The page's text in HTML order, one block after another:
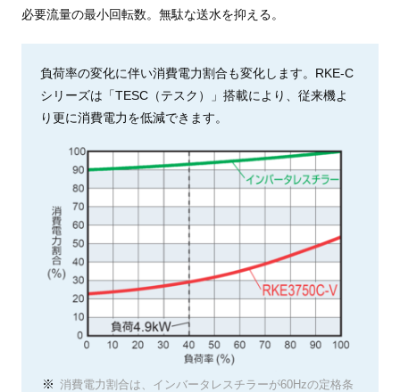
必要流量の最小回転数。無駄な送水を抑える。
負荷率の変化に伴い消費電力割合も変化します。RKE-C
シリーズは「TESC（テスク）」搭載により、従来機よ
り更に消費電力を低減できます。
消費電力割合は、インバータレスチラーが60Hzの定格条